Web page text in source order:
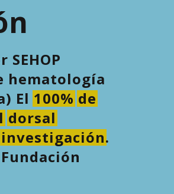
hematología
El 100% de
dorsal
investigación.